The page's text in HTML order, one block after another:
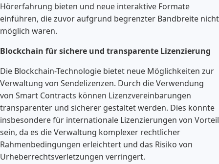
Hörerfahrung bieten und neue interaktive Formate
einführen, die zuvor aufgrund begrenzter Bandbreite nicht
möglich waren.
Blockchain für sichere und transparente Lizenzierung
Die Blockchain-Technologie bietet neue Möglichkeiten zur
Verwaltung von Sendelizenzen. Durch die Verwendung
von Smart Contracts können Lizenzvereinbarungen
transparenter und sicherer gestaltet werden. Dies könnte
insbesondere für internationale Lizenzierungen von Vorteil
sein, da es die Verwaltung komplexer rechtlicher
Rahmenbedingungen erleichtert und das Risiko von
Urheberrechtsverletzungen verringert.